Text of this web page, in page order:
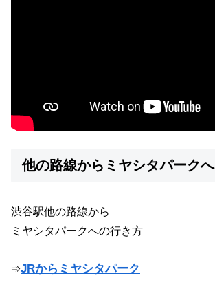
他の路線からミヤシタパークへ
渋谷駅他の路線から
ミヤシタパークへの行き方
➾JRからミヤシタパーク